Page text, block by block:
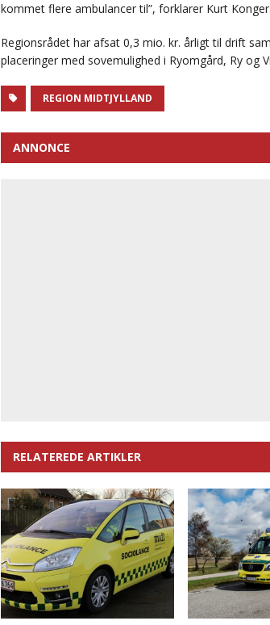
kommet flere ambulancer til”, forklarer Kurt
Regionsrådet har afsat 0,3 mio. kr. årligt til drift
placeringer med sovemulighed i Ryomgård, Ry og
REGION MIDTJYLLAND
ANNONCE
RELATEREDE ARTIKLER